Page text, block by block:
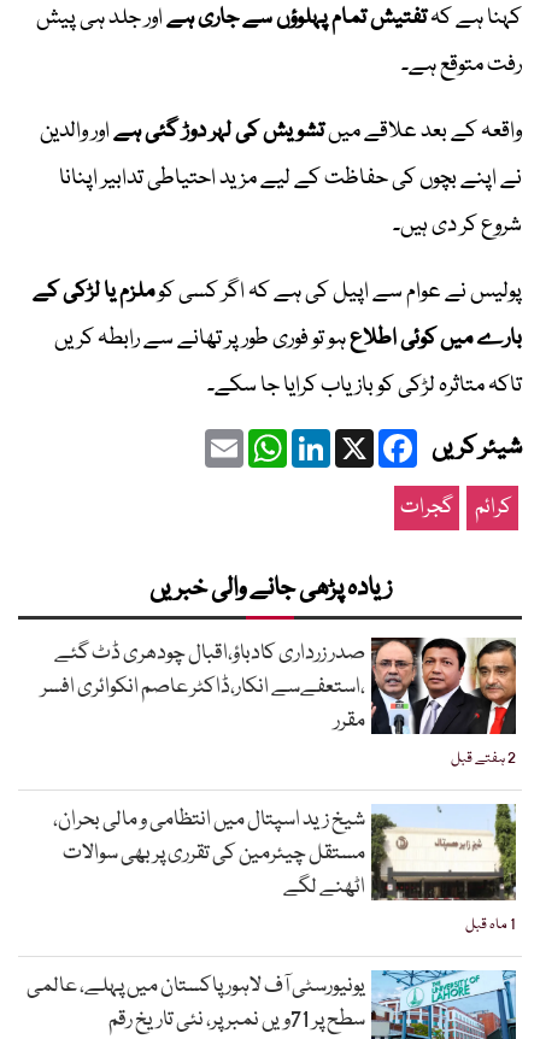
کہنا ہے کہتفتیش تمام پہلوؤں سے جاری ہےاور جلد ہی پیش
رفت متوقع ہے۔
واقعہ کے بعد علاقے میںتشویش کی لہر دوڑ گئی ہےاور والدین
نے اپنے بچوں کی حفاظت کے لیے مزید احتیاطی تدابیر اپنانا
شروع کر دی ہیں۔
پولیس نے عوام سے اپیل کی ہے کہ اگر کسی کوملزم یا لڑکی کے
بارے میں کوئی اطلاعہو تو فوری طور پر تھانے سے رابطہ کریں
تاکہ متاثرہ لڑکی کو بازیاب کرایا جا سکے۔
شیئر کریں Facebook
X
LinkedIn
WhatsApp
Email
کرائم گجرات
زیادہ پڑھی جانے والی خبریں
2 ہفتے قبل
صدر زرداری کادباؤ،اقبال چودھری ڈٹ گئے
،استعفےسے انکار،ڈاکٹر عاصم انکوائری افسر
مقرر
1 ماہ قبل
شیخ زید اسپتال میں انتظامی و مالی بحران،
مستقل چیئرمین کی تقرری پر بھی سوالات
اٹھنے لگے
یونیورسٹی آف لاہور پاکستان میں پہلے، عالمی
سطح پر 71ویں نمبر پر، نئی تاریخ رقم